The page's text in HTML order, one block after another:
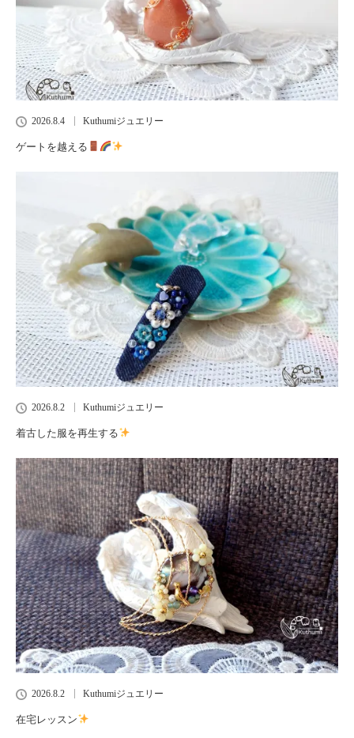
2026.8.4 Kuthumiジュエリー
ゲートを越える
2026.8.2 Kuthumiジュエリー
着古した服を再生する
2026.8.2 Kuthumiジュエリー
在宅レッスン